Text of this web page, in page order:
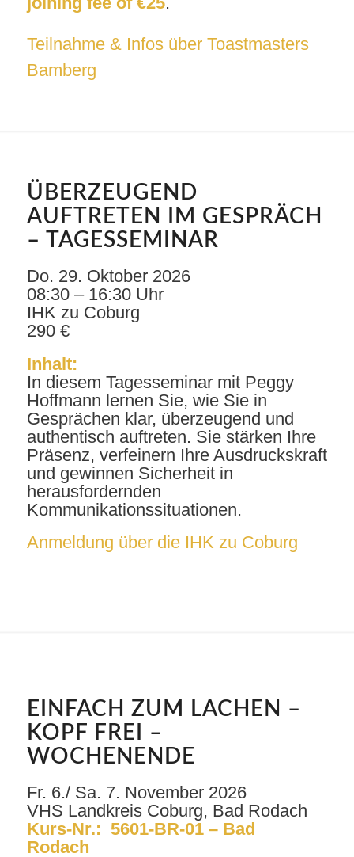
Teilnahme & Infos über Toastmasters
Bamberg
ÜBERZEUGEND
AUFTRETEN IM GESPRÄCH
– TAGESSEMINAR
Do. 29. Oktober 2026
08:30 – 16:30 Uhr
IHK zu Coburg
290 €
Inhalt:
In diesem Tagesseminar mit Peggy
Hoffmann lernen Sie, wie Sie in
Gesprächen klar, überzeugend und
authentisch auftreten. Sie stärken Ihre
Präsenz, verfeinern Ihre Ausdruckskraft
und gewinnen Sicherheit in
herausfordernden
Kommunikationssituationen.
Anmeldung über die IHK zu Coburg
EINFACH ZUM LACHEN –
KOPF FREI –
WOCHENENDE
Fr. 6./ Sa. 7. November 2026
VHS Landkreis Coburg, Bad Rodach
Kurs-Nr.: 5601-BR-01 – Bad
Rodach